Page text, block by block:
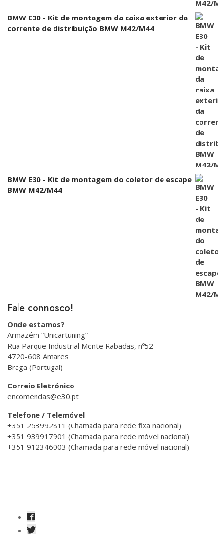
BMW E30 - Kit de montagem da caixa exterior da
corrente de distribuição BMW M42/M44
BMW E30 - Kit de montagem do coletor de escape
BMW M42/M44
Fale connosco!
Onde estamos?
Armazém “Unicartuning”
Rua Parque Industrial Monte Rabadas, nº52
4720-608 Amares
Braga (Portugal)
Correio Eletrónico
encomendas@e30.pt
Telefone / Telemóvel
+351 253992811 (Chamada para rede fixa nacional)
+351 939917901 (Chamada para rede móvel nacional)
+351 912346003 (Chamada para rede móvel nacional)